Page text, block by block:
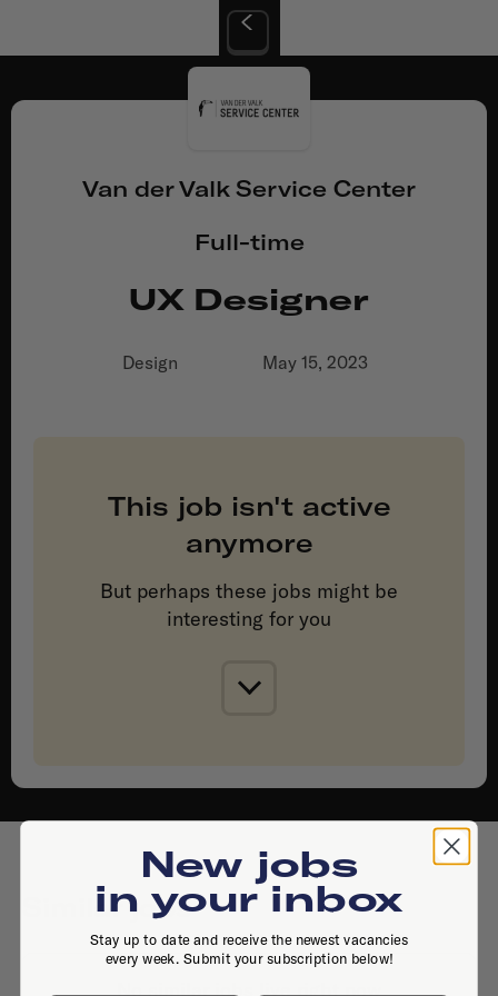
Van der Valk Service Center
Full-time
UX Designer
Design May 15, 2023
This job isn't active
anymore
But perhaps these jobs might be
interesting for you
Similar jobs
No similar jobs live right now
New jobs
in your inbox
Stay up to date and receive the newest vacancies
every week. Submit your subscription below!